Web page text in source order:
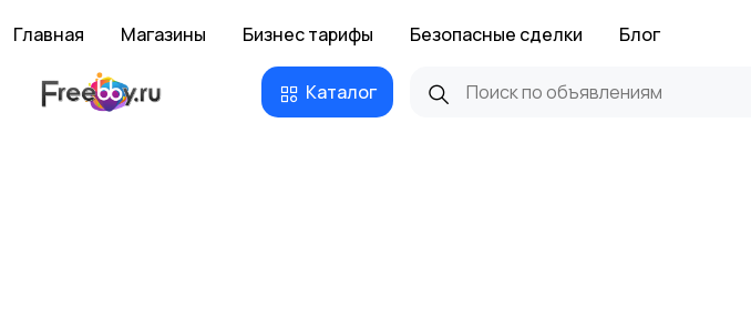
Главная Магазины Бизнес тарифы Безопасные сделки Блог
Каталог